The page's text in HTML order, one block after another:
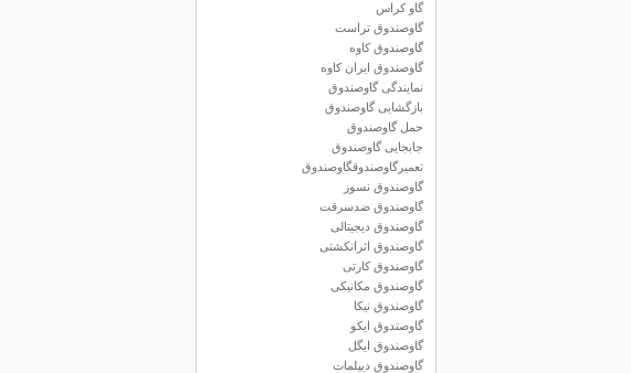
گاو کراس
گاوصندوق تراست
گاوصندوق کاوه
گاوصندوق ایران کاوه
نمایندگی گاوصندوق
بازگشایی گاوصندوق
حمل گاوصندوق
جابجایی گاوصندوق
تعمیرگاوصندوقگاوصندوق
گاوصندوق نسوز
گاوصندوق ضدسرقت
گاوصندوق دیجیتالی
گاوصندوق اثرانکشتی
گاوصندوق کارتی
گاوصندوق مکانیکی
گاوصندوق نیکا
گاوصتدوق ایکو
گاوصندوق ایگل
گاوصندوق دیپلمات